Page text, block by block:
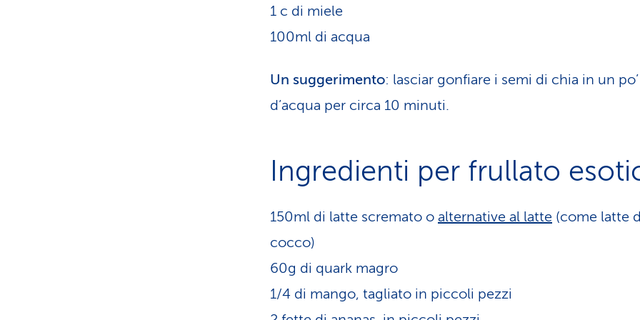
1 c di miele
100ml di acqua
Un suggerimento: lasciar gonfiare i semi di chia in un po’
d’acqua per circa 10 minuti.
Ingredienti per frullato
150ml di latte scremato o alternative al latte (come latte
cocco)
60g di quark magro
1/4 di mango, tagliato in piccoli pezzi